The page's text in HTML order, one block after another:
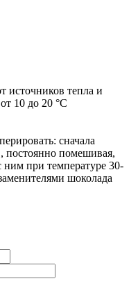
источников тепла и
10 до 20 °C
сначала
постоянно помешивая,
ним при температуре 30-
шоколада